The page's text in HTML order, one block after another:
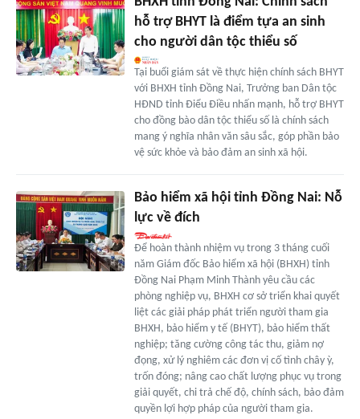
hỗ trợ BHYT là điểm tựa an sinh
cho người dân tộc thiểu số
Tại buổi giám sát về thực hiện chính sách BHYT
với BHXH tỉnh Đồng Nai, Trưởng ban Dân tộc
HĐND tỉnh Điểu Điều nhấn mạnh, hỗ trợ BHYT
cho đồng bào dân tộc thiểu số là chính sách
mang ý nghĩa nhân văn sâu sắc, góp phần bảo
vệ sức khỏe và bảo đảm an sinh xã hội.
Bảo hiểm xã hội tỉnh Đồng Nai: Nỗ
lực về đích
Để hoàn thành nhiệm vụ trong 3 tháng cuối
năm Giám đốc Bảo hiểm xã hội (BHXH) tỉnh
Đồng Nai Phạm Minh Thành yêu cầu các
phòng nghiệp vụ, BHXH cơ sở triển khai quyết
liệt các giải pháp phát triển người tham gia
BHXH, bảo hiểm y tế (BHYT), bảo hiểm thất
nghiệp; tăng cường công tác thu, giảm nợ
đọng, xử lý nghiêm các đơn vị cố tình chây ỳ,
trốn đóng; nâng cao chất lượng phục vụ trong
giải quyết, chi trả chế độ, chính sách, bảo đảm
quyền lợi hợp pháp của người tham gia.